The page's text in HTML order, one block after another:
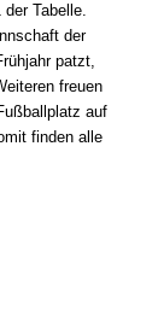
Tabelle.
der
patzt,
freuen
auf
finden alle